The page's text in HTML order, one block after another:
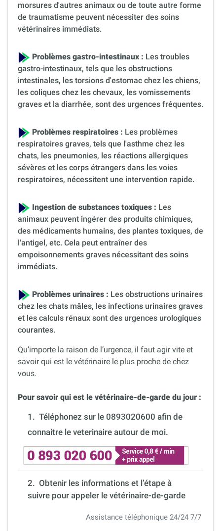
morsures d'autres animaux ou de toute autre forme
de traumatisme peuvent nécessiter des soins
vétérinaires immédiats.
Problèmes gastro-intestinaux : Les troubles
gastro-intestinaux, tels que les obstructions
intestinales, les torsions d'estomac chez les chiens,
les coliques chez les chevaux, les vomissements
graves et la diarrhée, sont des urgences fréquentes.
Problèmes respiratoires : Les problèmes
respiratoires graves, tels que l'asthme chez les
chats, les pneumonies, les réactions allergiques
sévères et les corps étrangers dans les voies
respiratoires, nécessitent une intervention rapide.
Ingestion de substances toxiques : Les
animaux peuvent ingérer des produits chimiques,
des médicaments humains, des plantes toxiques, de
l'antigel, etc. Cela peut entraîner des
empoisonnements graves nécessitant des soins
immédiats.
Problèmes urinaires : Les obstructions urinaires
chez les chats mâles, les infections urinaires graves
et les calculs rénaux sont des urgences urologiques
courantes.
Qu’importe la raison de l’urgence, il faut agir vite et
savoir qui est le vétérinaire le plus proche de chez
vous.
Pour savoir qui est le vétérinaire-de-garde du jour :
1. Téléphonez sur le 0893020600 afin de
connaitre le veterinaire autour de moi.
2. Obtenir les informations et l’étape à
suivre pour appeler le vétérinaire-de-garde
Assistance téléphonique 24/24 7/7